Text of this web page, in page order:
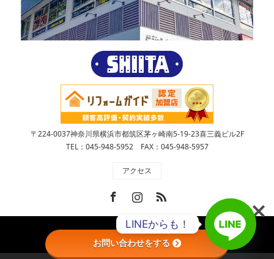
〒224-0037神奈川県横浜市都筑区茅ヶ崎南5-19-23喜三義ビル2F
TEL：045-948-5952 FAX：045-948-5957
アクセス
Copyright ©株式会社SHIITA
お問い合わせをする
LINEからも！